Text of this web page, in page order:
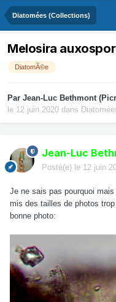
Diatomées (Collections)
Melosira
DiatomÃ©e
Par Jean-Luc Bethmont
le 12 juin 2020 dans
Jean-Luc
Posté(e) le 12 juin
Je ne sais pas pourquoi
mis des tailles de photos
bonne photo: